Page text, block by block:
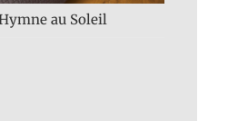
au Soleil